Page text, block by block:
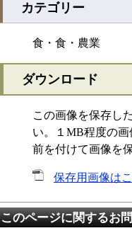
カテゴリー
食・食・農業
ダウンロード
この画像を保存し
い。１MB程度の
前を付けて画像を
保存用画像は
このページに関するお